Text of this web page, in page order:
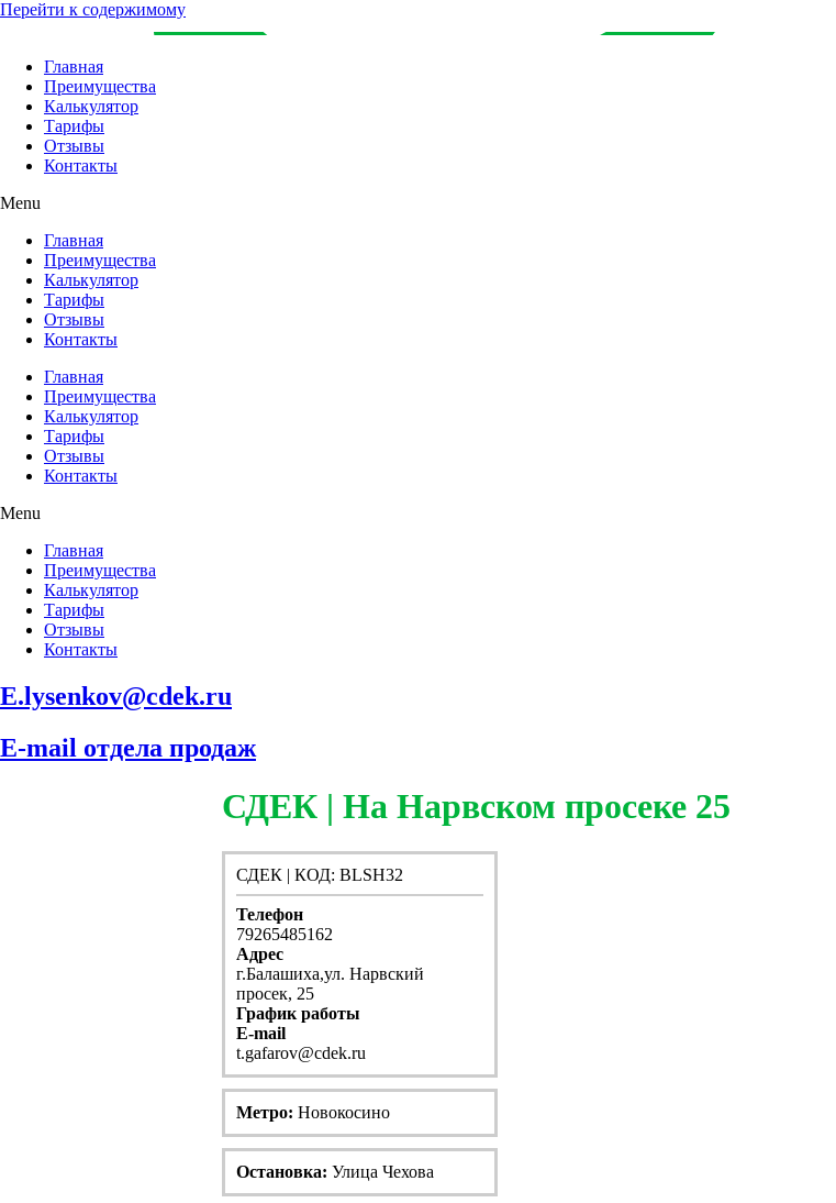
Перейти к содержимому
Главная
Преимущества
Калькулятор
Тарифы
Отзывы
Контакты
Menu
Главная
Преимущества
Калькулятор
Тарифы
Отзывы
Контакты
Главная
Преимущества
Калькулятор
Тарифы
Отзывы
Контакты
Menu
Главная
Преимущества
Калькулятор
Тарифы
Отзывы
Контакты
E.lysenkov@cdek.ru
E-mail отдела продаж
СДЕК | На Нарвском просеке 25
СДЕК | КОД: BLSH32
Телефон
79265485162
Адрес
г.Балашиха,ул. Нарвский
просек, 25
График работы
E-mail
t.gafarov@cdek.ru
Метро: Новокосино
Остановка: Улица Чехова